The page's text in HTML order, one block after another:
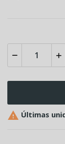
 Últimas